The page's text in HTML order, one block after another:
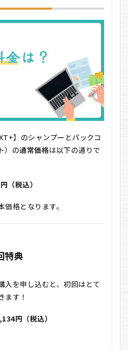
】のシャンプーとパックコ
）の通常価格は以下の通りで
（税込）
格となります。
特典
入を申し込むと、初回はとて
ます！
円（税込）